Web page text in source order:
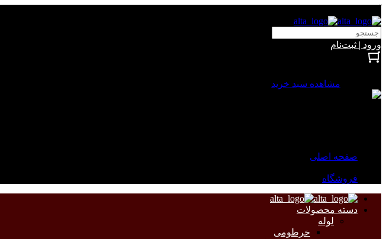
ورود | ثبت‌نام
مشاهده سبد خرید
صفحه اصلی
فروشگاه
دسته محصولات
لوله
خرطومی